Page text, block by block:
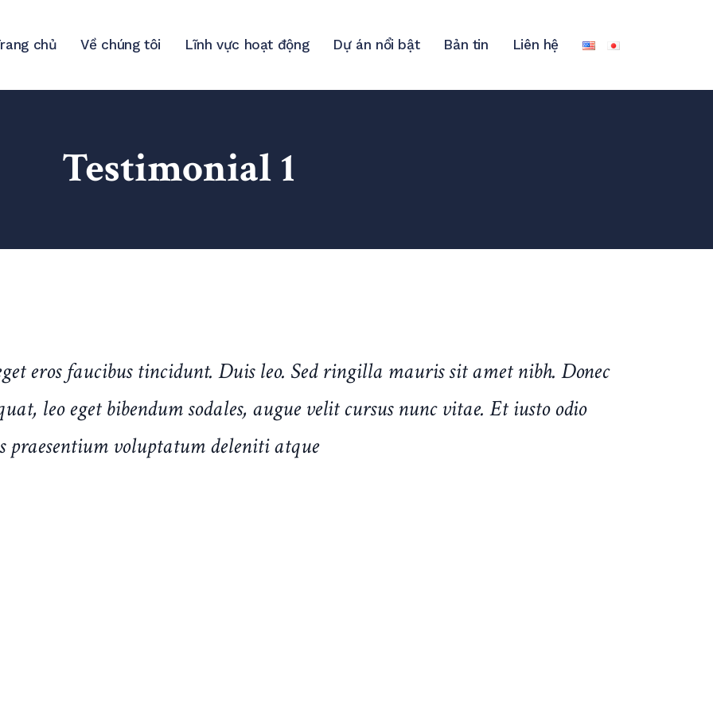
chủ Về chúng tôi Lĩnh vực hoạt động Dự án nổi bật Bản tin Liên hệ
Testimonial 1
eros faucibus tincidunt. Duis leo. Sed ringilla mauris sit amet nibh. Donec
leo eget bibendum sodales, augue velit cursus nunc vitae. Et iusto odio
praesentium voluptatum deleniti atque